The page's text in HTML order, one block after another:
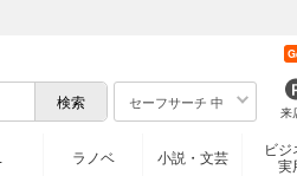
セーフサーチ 中
来
ラノベ 小説・文芸
ビジ
実